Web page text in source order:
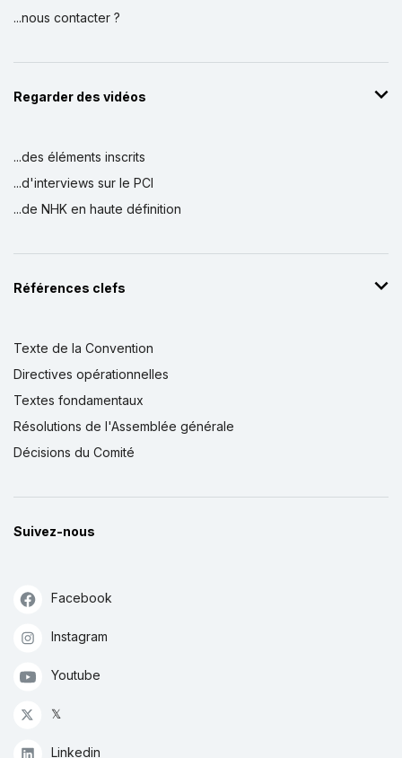
...nous contacter ?
Regarder des vidéos
...des éléments inscrits
...d'interviews sur le PCI
...de NHK en haute définition
Références clefs
Texte de la Convention
Directives opérationnelles
Textes fondamentaux
Résolutions de l'Assemblée générale
Décisions du Comité
Suivez-nous
Facebook
Instagram
Youtube
𝕏
Linkedin